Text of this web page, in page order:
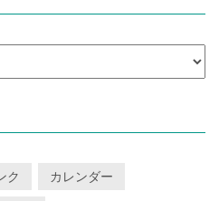
ク カレンダー